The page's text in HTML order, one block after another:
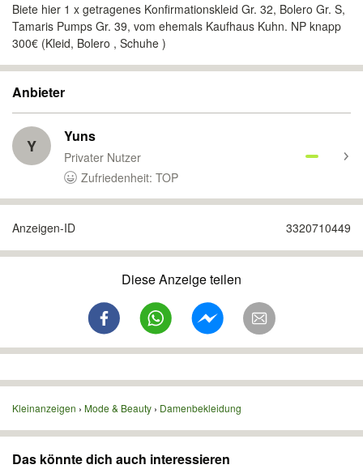
Biete hier 1 x getragenes Konfirmationskleid Gr. 32, Bolero Gr. S,
Tamaris Pumps Gr. 39, vom ehemals Kaufhaus Kuhn. NP knapp
300€ (Kleid, Bolero , Schuhe )
Anbieter
Y Yuns
Privater Nutzer
Zufriedenheit: TOP
Anzeigen-ID 3320710449
Diese Anzeige teilen
Kleinanzeigen Mode & Beauty Damenbekleidung
Das könnte dich auch interessieren